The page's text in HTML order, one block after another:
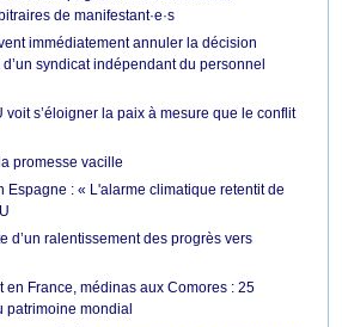
de manifestant·e·s
immédiatement annuler la décision
syndicat indépendant du personnel
voit s’éloigner la paix à mesure que le conflit
promesse vacille
Espagne : « L'alarme climatique retentit de
d’un ralentissement des progrès vers
en France, médinas aux Comores : 25
patrimoine mondial